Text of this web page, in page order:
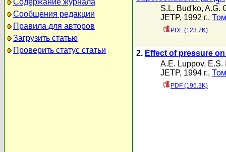
Содержание журнала
Сообщения редакции
Правила для авторов
Загрузить статью
Проверить статус статьи
S.L. Bud'ko, A.G.
JETP, 1992 г.,
PDF (123.7K)
2. Effect of pressure
A.E. Luppov, E.S.
JETP, 1994 г.,
PDF (195.3K)